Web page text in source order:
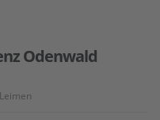
Odenwald